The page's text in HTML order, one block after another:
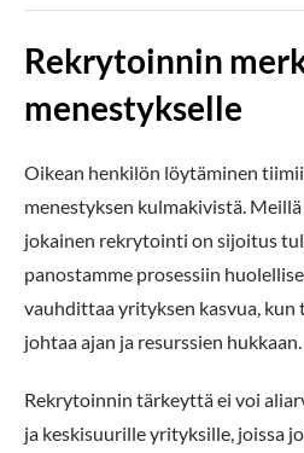
Rekrytoinnin
menestykselle
Oikean henkilön löytäminen
menestyksen kulmakivistä.
jokainen rekrytointi on sijoitus
panostamme prosessiin
vauhdittaa yrityksen kasvua, kun
johtaa ajan ja resurssien hukkaan.
Rekrytoinnin tärkeyttä ei voi
ja keskisuurille yrityksille, joissa